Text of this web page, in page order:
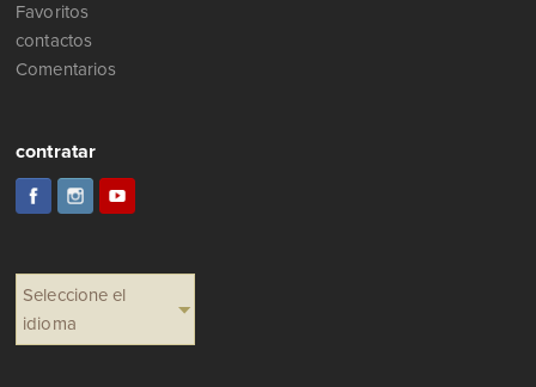
Favoritos
contactos
Comentarios
contratar
Seleccione el
idioma